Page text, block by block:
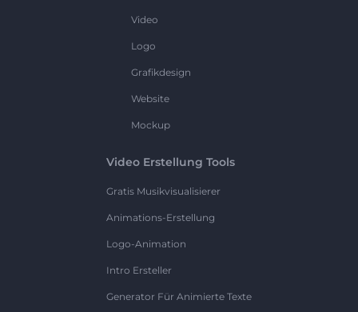
Video
Logo
Grafikdesign
Website
Mockup
Video Erstellung Tools
Gratis Musikvisualisierer
Animations-Erstellung
Logo-Animation
Intro Ersteller
Generator Für Animierte Texte